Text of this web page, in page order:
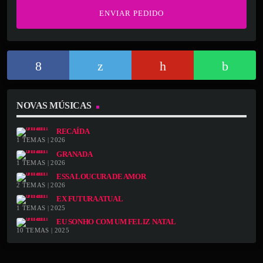
que já deu ao universo da música, parece que a história acaba
momento.
NOVAS MÚSICAS
RECAÍDA
1 TEMAS | 2026
GRANADA
1 TEMAS | 2026
ESSA LOUCURA DE AMOR
2 TEMAS | 2026
EX FUTURA ATUAL
1 TEMAS | 2025
EU SONHO COM UM FELIZ NATAL
10 TEMAS | 2025